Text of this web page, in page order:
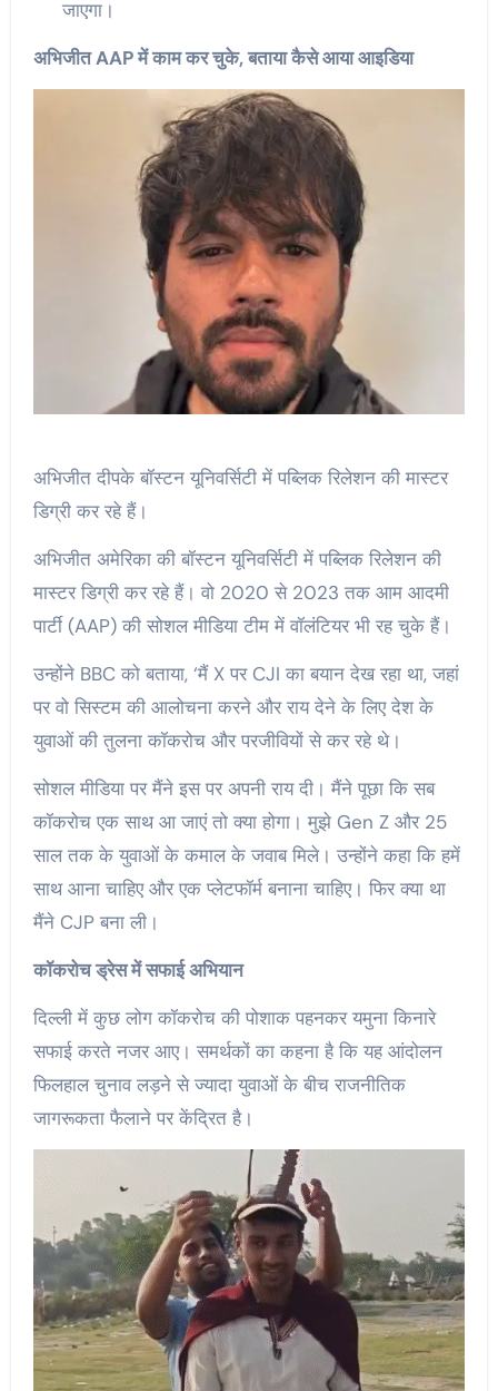
जाएगा।
अभिजीत AAP में काम कर चुके, बताया कैसे आया आइडिया
अभिजीत दीपके बॉस्टन यूनिवर्सिटी में पब्लिक रिलेशन की मास्टर
डिग्री कर रहे हैं।
अभिजीत अमेरिका की बॉस्टन यूनिवर्सिटी में पब्लिक रिलेशन की
मास्टर डिग्री कर रहे हैं। वो 2020 से 2023 तक आम आदमी
पार्टी (AAP) की सोशल मीडिया टीम में वॉलंटियर भी रह चुके हैं।
उन्होंने BBC को बताया, ‘मैं X पर CJI का बयान देख रहा था, जहां
पर वो सिस्टम की आलोचना करने और राय देने के लिए देश के
युवाओं की तुलना कॉकरोच और परजीवियों से कर रहे थे।
सोशल मीडिया पर मैंने इस पर अपनी राय दी। मैंने पूछा कि सब
कॉकरोच एक साथ आ जाएं तो क्या होगा। मुझे Gen Z और 25
साल तक के युवाओं के कमाल के जवाब मिले। उन्होंने कहा कि हमें
साथ आना चाहिए और एक प्लेटफॉर्म बनाना चाहिए। फिर क्या था
मैंने CJP बना ली।
कॉकरोच ड्रेस में सफाई अभियान
दिल्ली में कुछ लोग कॉकरोच की पोशाक पहनकर यमुना किनारे
सफाई करते नजर आए। समर्थकों का कहना है कि यह आंदोलन
फिलहाल चुनाव लड़ने से ज्यादा युवाओं के बीच राजनीतिक
जागरूकता फैलाने पर केंद्रित है।